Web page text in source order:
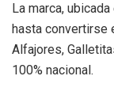
La marca,
hasta convertirse
Alfajores,
100% nacional.